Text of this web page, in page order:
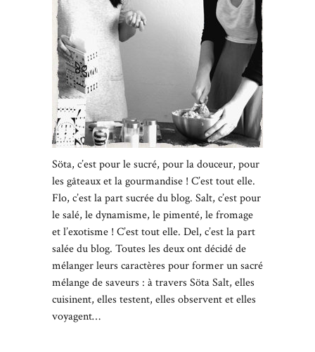
Söta, c’est pour le sucré, pour la douceur, pour
les gâteaux et la gourmandise ! C’est tout elle.
Flo, c’est la part sucrée du blog. Salt, c’est pour
le salé, le dynamisme, le pimenté, le fromage
et l’exotisme ! C’est tout elle. Del, c’est la part
salée du blog. Toutes les deux ont décidé de
mélanger leurs caractères pour former un sacré
mélange de saveurs : à travers Söta Salt, elles
cuisinent, elles testent, elles observent et elles
voyagent…